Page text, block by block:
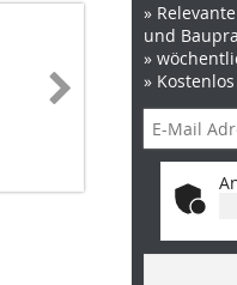
»
und
»
»